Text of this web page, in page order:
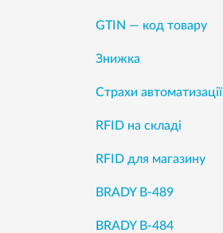
GTIN — код товару
Знижка
Страхи автоматизації
RFID на складі
RFID для магазину
BRADY B-489
BRADY B-484